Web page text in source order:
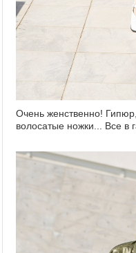
Очень женственно!
волосатые ножки... Все в